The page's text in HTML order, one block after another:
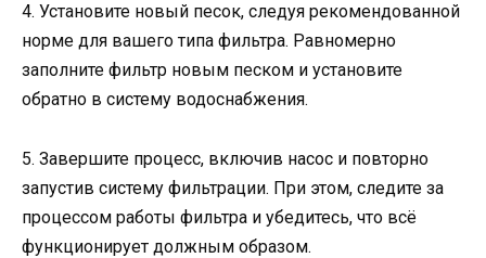
4. Установите новый песок, следуя рекомендованной
норме для вашего типа фильтра. Равномерно
заполните фильтр новым песком и установите
обратно в систему водоснабжения.
5. Завершите процесс, включив насос и повторно
запустив систему фильтрации. При этом, следите за
процессом работы фильтра и убедитесь, что всё
функционирует должным образом.